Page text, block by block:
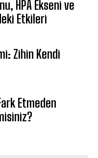
HPA Ekseni ve
Etkileri
Zihin Kendi
Etmeden